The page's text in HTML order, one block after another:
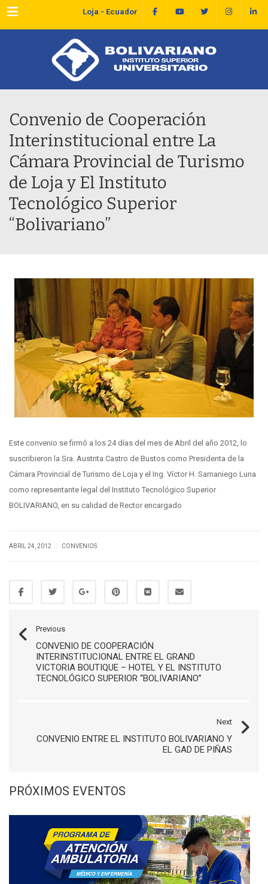
Menu Loja - Ecuador
Convenio de Cooperación
Interinstitucional entre La
Cámara Provincial de Turismo
de Loja y El Instituto
Tecnológico Superior
“Bolivariano”
Este convenio se firmó a los 24 días del mes de Abril del año 2012, lo
suscribieron la Sra. Austrita Castro de Bustos como Presidenta de la
Cámara Provincial de Turismo de Loja y el Ing. Víctor H. Samaniego Luna
como representante legal del Instituto Tecnológico Superior
BOLIVARIANO, en su calidad de Rector encargado
ABRIL 24, 2012 CONVENIOS
Previous
CONVENIO DE COOPERACIÓN
INTERINSTITUCIONAL ENTRE EL GRAND
VICTORIA BOUTIQUE – HOTEL Y EL INSTITUTO
TECNOLÓGICO SUPERIOR “BOLIVARIANO”
Next
CONVENIO ENTRE EL INSTITUTO BOLIVARIANO Y
EL GAD DE PIÑAS
PRÓXIMOS EVENTOS